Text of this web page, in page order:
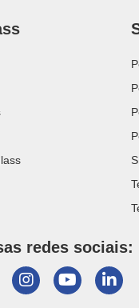
redes sociais: